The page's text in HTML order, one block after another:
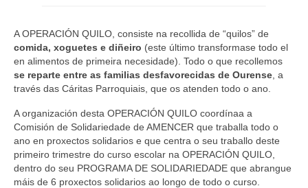
A OPERACIÓN QUILO, consiste na recollida de “quilos” de
comida, xoguetes e diñeiro (este último transformase todo el
en alimentos de primeira necesidade). Todo o que recollemos
se reparte entre as familias desfavorecidas de Ourense , a
través das Cáritas Parroquiais, que os atenden todo o ano.
A organización desta OPERACIÓN QUILO coordínaa a
Comisión de Solidariedade de AMENCER que traballa todo o
ano en proxectos solidarios e que centra o seu traballo deste
primeiro trimestre do curso escolar na OPERACIÓN QUILO,
dentro do seu PROGRAMA DE SOLIDARIEDADE que abrangue
máis de 6 proxectos solidarios ao longo de todo o curso.